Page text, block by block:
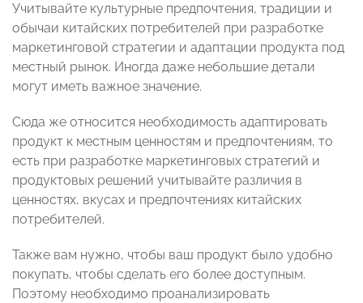
Учитывайте культурные предпочтения, традиции и
обычаи китайских потребителей при разработке
маркетинговой стратегии и адаптации продукта под
местный рынок. Иногда даже небольшие детали
могут иметь важное значение.
Сюда же относится необходимость адаптировать
продукт к местным ценностям и предпочтениям, то
есть при разработке маркетинговых стратегий и
продуктовых решений учитывайте различия в
ценностях, вкусах и предпочтениях китайских
потребителей.
Также вам нужно, чтобы ваш продукт было удобно
покупать, чтобы сделать его более доступным.
Поэтому необходимо проанализировать